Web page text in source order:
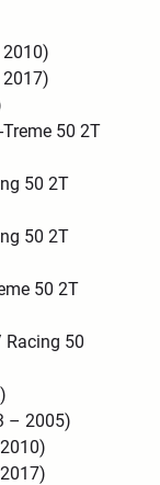
50 2T
50 2T
50 2T
50 2T
Racing 50
– 2005)